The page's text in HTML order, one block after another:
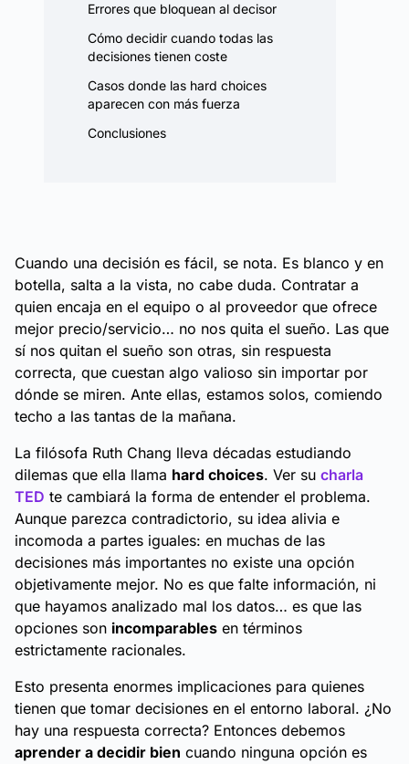
Errores que bloquean al decisor
Cómo decidir cuando todas las
decisiones tienen coste
Casos donde las hard choices
aparecen con más fuerza
Conclusiones
Cuando una decisión es fácil, se nota. Es blanco y en
botella, salta a la vista, no cabe duda. Contratar a
quien encaja en el equipo o al proveedor que ofrece
mejor precio/servicio… no nos quita el sueño. Las que
sí nos quitan el sueño son otras, sin respuesta
correcta, que cuestan algo valioso sin importar por
dónde se miren. Ante ellas, estamos solos, comiendo
techo a las tantas de la mañana.
La filósofa Ruth Chang lleva décadas estudiando
dilemas que ella llama hard choices. Ver su charla
TED te cambiará la forma de entender el problema.
Aunque parezca contradictorio, su idea alivia e
incomoda a partes iguales: en muchas de las
decisiones más importantes no existe una opción
objetivamente mejor. No es que falte información, ni
que hayamos analizado mal los datos… es que las
opciones son incomparables en términos
estrictamente racionales.
Esto presenta enormes implicaciones para quienes
tienen que tomar decisiones en el entorno laboral. ¿No
hay una respuesta correcta? Entonces debemos
aprender a decidir bien cuando ninguna opción es